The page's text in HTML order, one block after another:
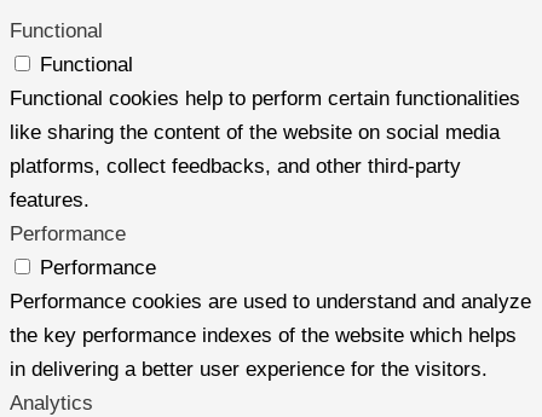
Functional
Functional
Functional cookies help to perform certain functionalities
like sharing the content of the website on social media
platforms, collect feedbacks, and other third-party
features.
Performance
Performance
Performance cookies are used to understand and analyze
the key performance indexes of the website which helps
in delivering a better user experience for the visitors.
Analytics